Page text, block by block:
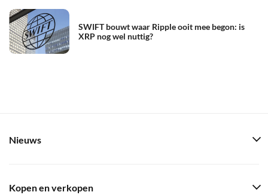
SWIFT bouwt waar Ripple ooit mee begon: is
XRP nog wel nuttig?
Nieuws
Kopen en verkopen